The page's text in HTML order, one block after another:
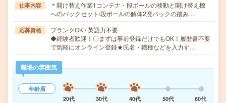
仕事内容
＊開け替え作業1コンテナ・段ボールの移動と開け替え機
へのパックセット/段ボールの解体2廃パックの踏み…
応募資格
ブランクOK / 英語力不要
◆経験者歓迎！〇まずは事前登録だけでもOK！履歴書不要
で気軽にオンライン登録★氏名・職種などを入力す…
職場の雰囲気
年齢層
20代
30代 40代 50代 60代